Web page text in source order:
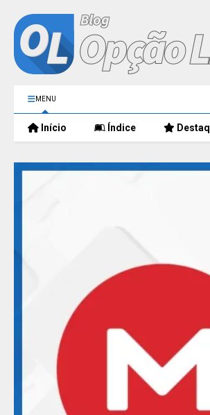
MENU
Início Índice